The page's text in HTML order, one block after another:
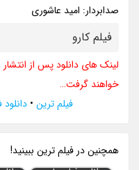
صدابردار: امید عاشوری
فیلم کارو
لینک های دانلود پس از
خواهند گرفت…
فیلم ترین • دانلود
همچنين در فيلم ترين ببينيد!